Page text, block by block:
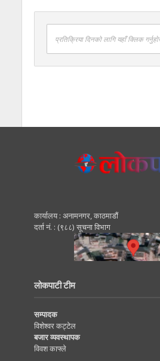
प्रतिक्रिया दिनको लागि यहाँ क्लिक
कार्यालय : अनामनगर, काठमाडाैं
दर्ता नं. : (९८८) सूचना विभाग
लोकपाटी टीम
सम्पादक
विशेश्वर कट्टेल
बजार व्यवस्थापक
विवश काफ्ले